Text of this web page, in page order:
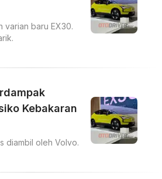
varian baru EX30.
Kebakaran
diambil oleh Volvo.